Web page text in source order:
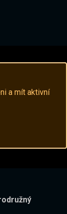
a mít aktivní